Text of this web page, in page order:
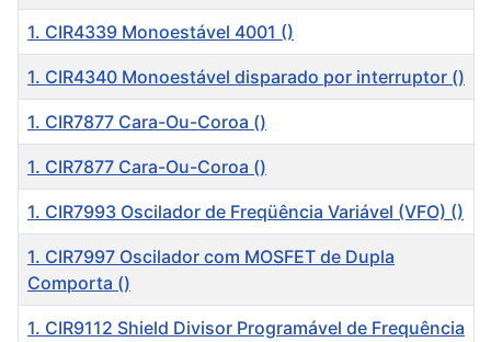
1. CIR4339 Monoestável 4001 ()
1. CIR4340 Monoestável disparado por interruptor ()
1. CIR7877 Cara-Ou-Coroa ()
1. CIR7877 Cara-Ou-Coroa ()
1. CIR7993 Oscilador de Freqüência Variável (VFO) ()
1. CIR7997 Oscilador com MOSFET de Dupla
Comporta ()
1. CIR9112 Shield Divisor Programável de Frequência